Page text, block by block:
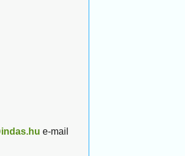
e-mail